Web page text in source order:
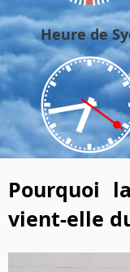
Heure de
Pourquoi
vient-elle